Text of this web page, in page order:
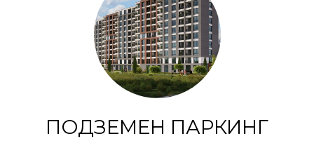
ПОДЗЕМЕН ПАРКИНГ